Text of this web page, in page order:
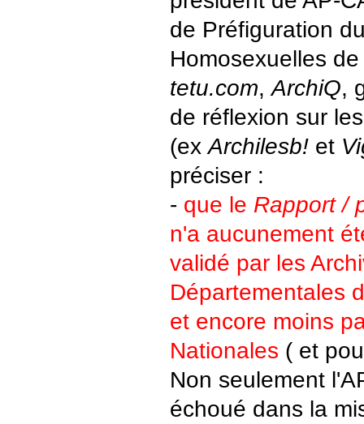
de Préfiguration
Homosexuelles
tetu.com,ArchiQ,
de réflexion sur
(exArchilesb!et
préciser :
- que le Rapport /
n'a aucunement
validé par les
Départementales
et encore moins
Nationales ( et
Non seulement
échoué dans la